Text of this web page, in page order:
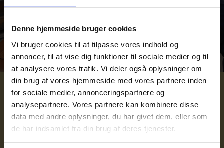
Denne hjemmeside bruger cookies
Vi bruger cookies til at tilpasse vores indhold og
annoncer, til at vise dig funktioner til sociale medier og til
at analysere vores trafik. Vi deler også oplysninger om
din brug af vores hjemmeside med vores partnere inden
for sociale medier, annonceringspartnere og
analysepartnere. Vores partnere kan kombinere disse
data med andre oplysninger, du har givet dem, eller som
de har indsamlet fra din brug af deres tjenester.
Inspiration:
Virksomhedsformer